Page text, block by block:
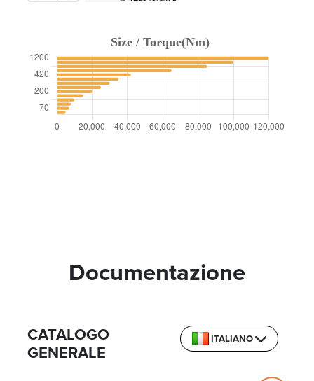
Documentazione
CATALOGO
GENERALE
ITALIANO